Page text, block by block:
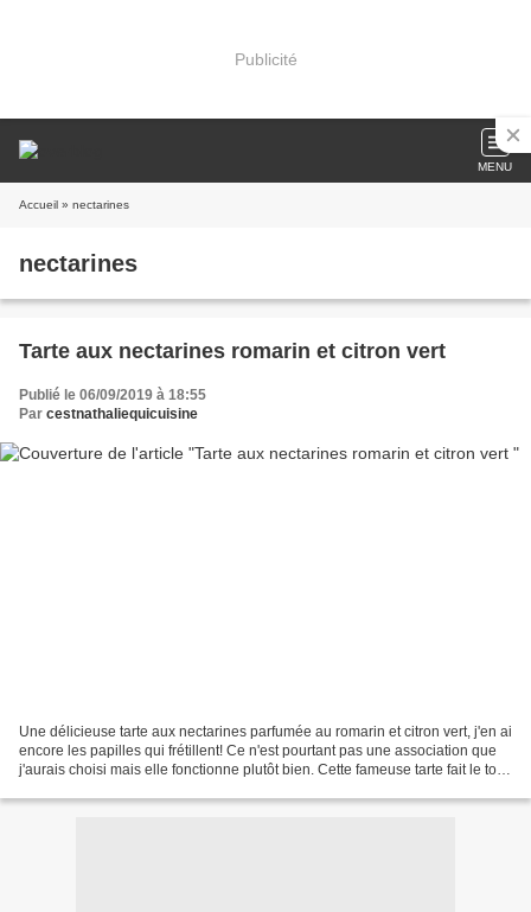
Publicité
MENU
Accueil » nectarines
nectarines
Tarte aux nectarines romarin et citron vert
Publié le 06/09/2019 à 18:55
Par cestnathaliequicuisine
Une délicieuse tarte aux nectarines parfumée au romarin et citron vert, j'en ai
encore les papilles qui frétillent! Ce n'est pourtant pas une association que
j'aurais choisi mais elle fonctionne plutôt bien. Cette fameuse tarte fait le tour